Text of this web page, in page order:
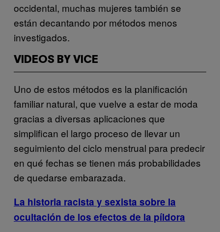
occidental, muchas mujeres también se
están decantando por métodos menos
investigados.
VIDEOS BY VICE
Uno de estos métodos es la planificación
familiar natural, que vuelve a estar de moda
gracias a diversas aplicaciones que
simplifican el largo proceso de llevar un
seguimiento del ciclo menstrual para predecir
en qué fechas se tienen más probabilidades
de quedarse embarazada.
La historia racista y sexista sobre la
ocultación de los efectos de la píldora